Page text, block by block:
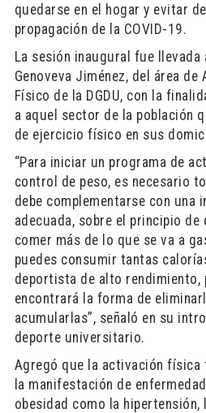
quedarse en el hogar y evitar
propagación de la COVID-19.
La sesión inaugural fue
Genoveva Jiménez, del área
Físico de la DGDU, con la
a aquel sector de la población
de ejercicio físico en sus
“Para iniciar un programa de
control de peso, es necesario
debe complementarse con una
adecuada, sobre el principio de
comer más de lo que se va a
puedes consumir tantas
deportista de alto rendimiento,
encontrará la forma de
acumularlas”, señaló en su
deporte universitario.
Agregó que la activación física
la manifestación de
obesidad como la hipertensión,